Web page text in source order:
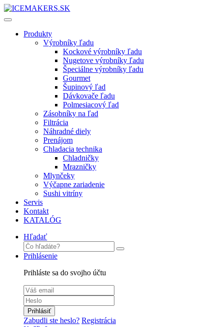
Produkty
Výrobníky ľadu
Kockové výrobníky ľadu
Nugetove výrobníky ľadu
Špeciálne výrobníky ľadu
Gourmet
Šupinový ľad
Dávkovače ľadu
Polmesiacový ľad
Zásobníky na ľad
Filtrácia
Náhradné diely
Prenájom
Chladacia technika
Chladničky
Mrazničky
Mlynčeky
Výčapne zariadenie
Sushi vitríny
Servis
Kontakt
KATALÓG
Hľadať
Prihlásenie
Prihláste sa do svojho účtu
Prihlásiť
Zabudli ste heslo? Registrácia